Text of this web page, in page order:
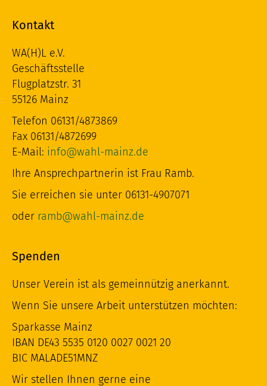
Kontakt
WA(H)L e.V.
Geschäftsstelle
Flugplatzstr. 31
55126 Mainz
Telefon 06131/4873869
Fax 06131/4872699
E-Mail: info@wahl-mainz.de
Ihre Ansprechpartnerin ist Frau Ramb.
Sie erreichen sie unter 06131-4907071
oder ramb@wahl-mainz.de
Spenden
Unser Verein ist als gemeinnützig anerkannt.
Wenn Sie unsere Arbeit unterstützen möchten:
Sparkasse Mainz
IBAN DE43 5535 0120 0027 0021 20
BIC MALADE51MNZ
Wir stellen Ihnen gerne eine